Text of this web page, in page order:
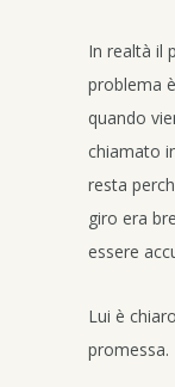
In realtà il
problema
quando
chiamato
resta
giro era
essere
Lui è
promessa.